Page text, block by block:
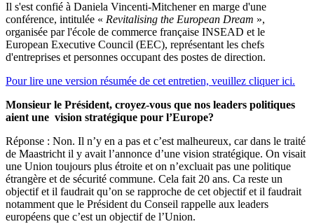
Il s'est confié à Daniela Vincenti-Mitchener en marge d'une
conférence, intitulée « Revitalising the European Dream »,
organisée par l'école de commerce française INSEAD et le
European Executive Council (EEC), représentant les chefs
d'entreprises et personnes occupant des postes de direction.
Pour lire une version résumée de cet entretien, veuillez cliquer ici.
Monsieur le Président, croyez-vous que nos leaders politiques
aient une vision stratégique pour l’Europe?
Réponse : Non. Il n’y en a pas et c’est malheureux, car dans le traité
de Maastricht il y avait l’annonce d’une vision stratégique. On visait
une Union toujours plus étroite et on n’excluait pas une politique
étrangère et de sécurité commune. Cela fait 20 ans. Ca reste un
objectif et il faudrait qu’on se rapproche de cet objectif et il faudrait
notamment que le Président du Conseil rappelle aux leaders
européens que c’est un objectif de l’Union.